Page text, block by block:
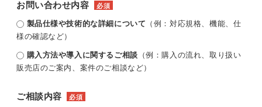
お問い合わせ内容 必須
製品仕様や技術的な詳細について （例：対応規格、機能、仕
様の確認など）
購入方法や導入に関するご相談 （例：購入の流れ、取り扱い
販売店のご案内、案件のご相談など）
ご相談内容 必須